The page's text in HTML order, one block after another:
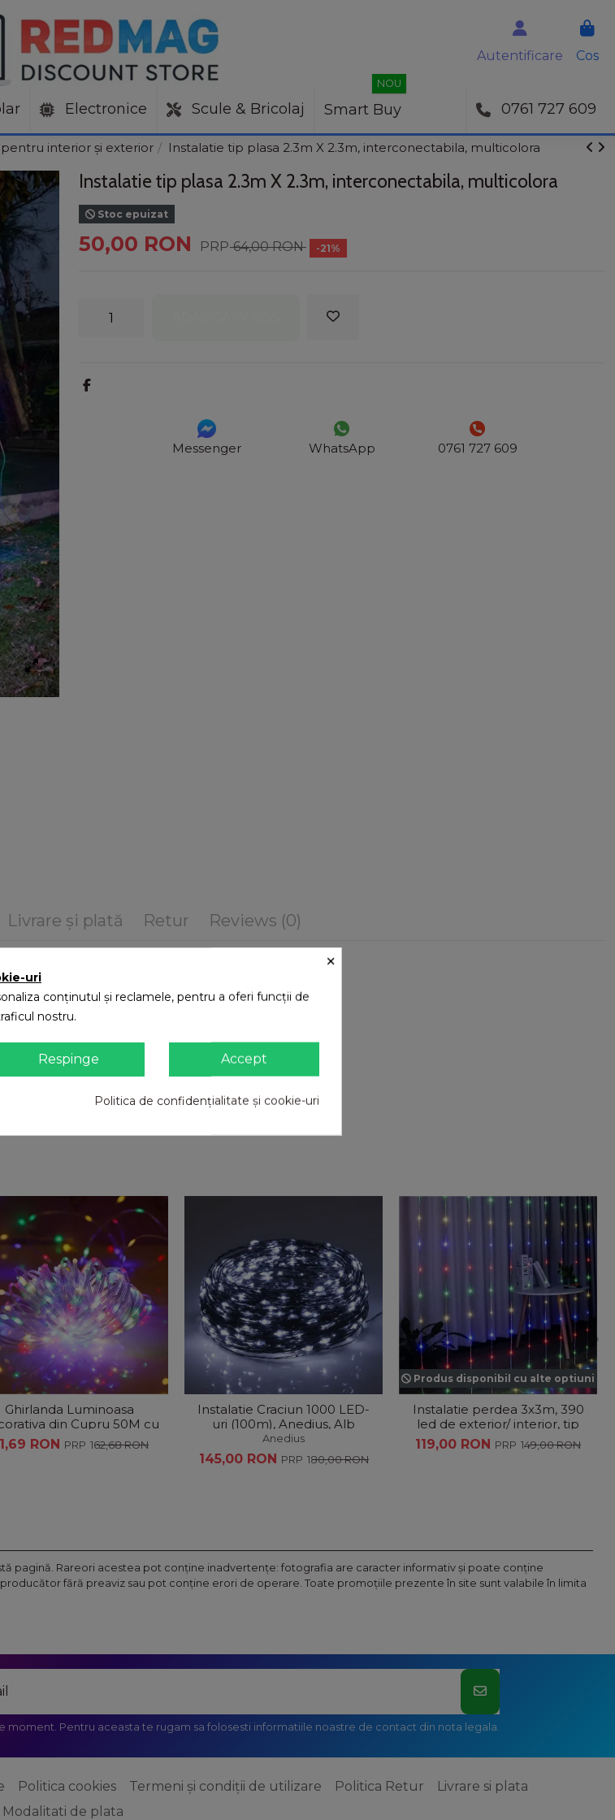
Autentificare Cos
Electronice Scule & Bricolaj Smart Buy
NOU
0761 727 609
pentru interior și exterior Instalatie tip plasa 2.3m X 2.3m, interconectabila, multicolora
Instalatie tip plasa 2.3m X 2.3m, interconectabila, multicolora
Stoc epuizat
50,00 RON 64,00 RON -21%
Messenger WhatsApp 0761 727 609
Livrare și plată Retur Reviews (0)
Ghirlanda Luminoasa
din Cupru 50M cu
400 LED-uri, Cablu
Transparent, 8...
RON 162,68 RON
Instalatie Craciun 1000 LED-
uri (100m), Anedius, Alb
RECE, 31V , Timer și 8 Moduri
-...
Anedius
145,00 RON 180,00 RON
Produs disponibil cu alte optiuni
Instalatie perdea 3x3m, 390
led de exterior/ interior, tip
banda cu led turnat,...
119,00 RON 149,00 RON
pagină. Rareori acestea pot conţine inadvertenţe: fotografia are caracter informativ şi poate conţine
fără preaviz sau pot conţine erori de operare. Toate promoţiile prezente în site sunt valabile în limita
moment. Pentru aceasta te rugam sa folosesti informatiile noastre de contact din nota legala.
Politica cookies Termeni și condiții de utilizare Politica Retur
Livrare si plata
Modalitati de plata
×
uri
conținutul și reclamele, pentru a oferi funcții de
nostru.
Respinge Accept
Politica de confidențialitate și cookie-uri